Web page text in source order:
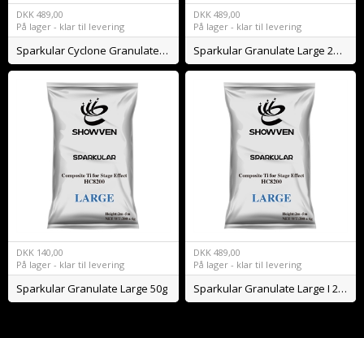
DKK 489,00
På lager - klar til levering
Sparkular Cyclone Granulate Large III 200g
DKK 489,00
På lager - klar til levering
Sparkular Granulate Large 200g
DKK 140,00
På lager - klar til levering
Sparkular Granulate Large 50g
DKK 489,00
På lager - klar til levering
Sparkular Granulate Large I 200g